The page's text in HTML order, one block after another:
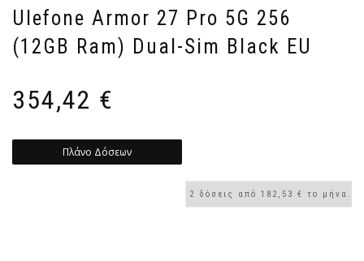
Ulefone Armor 27 Pro 5G 256
(12GB Ram) Dual-Sim Black EU
354,42 €
Πλάνο Δόσεων